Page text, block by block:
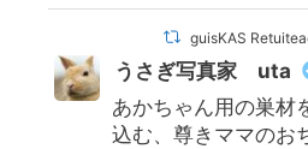
guisKAS
うさぎ写真家 uta
あかちゃん用の巣材
込む、尊きママのお